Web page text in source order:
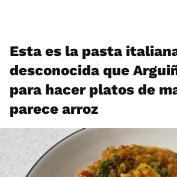
Esta es la pasta
desconocida que
para hacer platos de
parece arroz